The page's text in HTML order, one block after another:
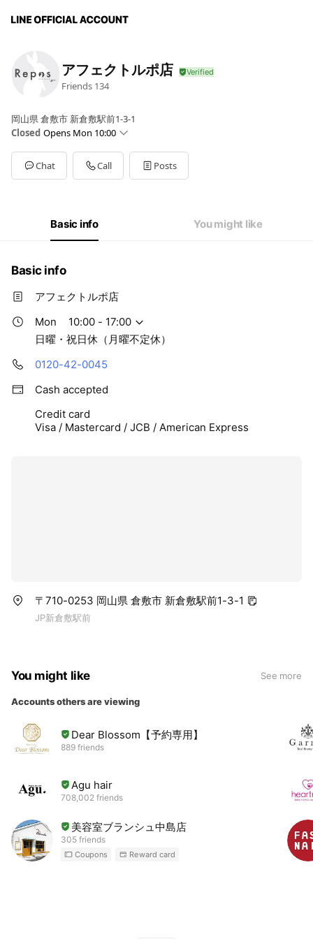
アフェクトルポ店
Friends 134
岡山県 倉敷市 新倉敷駅前1-3-1
Closed Opens Mon 10:00
SunClosed
Mon10:00 - 17:00
Tue
10:00 - 17:00
10:00 - 17:00
日曜・祝日休（月曜不定休）
Chat Call Posts
Basic info You might like
Basic info
アフェクトルポ店
Mon
10:00 - 17:00
日曜・祝日休（月曜不定休）
0120-42-0045
Cash accepted
Credit card
Visa / Mastercard / JCB / American Express
〒710-0253 岡山県 倉敷市 新倉敷駅前1-3-1
JP新倉敷駅前
You might like See more
Accounts others are viewing
Dear Blossom【予約専用】
889 friends
Agu hair
708,002 friends
美容室ブランシュ中島店
305 friends
Coupons Reward card